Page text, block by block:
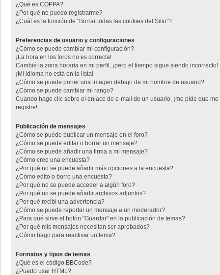
¿Qué es COPPA?
¿Por qué no puedo registrarme?
¿Cuál es la función de "Borrar todas las cookies del Sitio"?
Preferencias de usuario y configuraciones
¿Cómo se puede cambiar mi configuración?
¡La hora en los foros no es correcta!
Cambié la zona horaria en mi perfil, ¡pero el tiempo sigue siendo incorrecto!
¡Mi idioma no está en la lista!
¿Cómo se puede poner una imagen debajo de mi nombre de usuario?
¿Cómo se puede cambiar mi rango?
Cuando hago clic sobre el enlace de e-mail de un usuario, ¡me pide que me
registre!
Publicación de mensajes
¿Cómo se puede publicar un mensaje en el foro?
¿Cómo se puede editar o borrar un mensaje?
¿Cómo se puede añadir una firma a mi mensaje?
¿Cómo creo una encuesta?
¿Por qué no se puede añadir más opciones a la encuesta?
¿Cómo edito o borro una encuesta?
¿Por qué no se puede acceder a algún foro?
¿Por qué no se puede añadir archivos adjuntos?
¿Por qué recibí una advertencia?
¿Cómo se puede reportar un mensaje a un moderador?
¿Para qué sirve el botón "Guardar" en la publicación de temas?
¿Por qué mis mensajes necesitan ser aprobados?
¿Cómo hago para reactivar un tema?
Formatos y tipos de temas
¿Qué es el código BBCode?
¿Puedo usar HTML?